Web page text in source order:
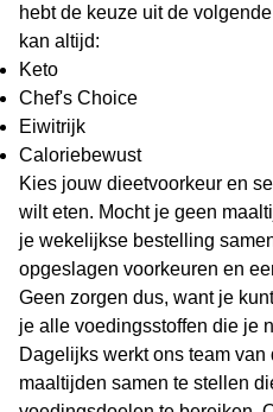
hebt de keuze uit de
kan altijd:
Keto
Chef's Choice
Eiwitrijk
Caloriebewust
Kies jouw dieetvoorkeur en
wilt eten. Mocht je geen
je wekelijkse bestelling
opgeslagen voorkeuren en
Geen zorgen dus, want je
je alle voedingsstoffen die je
Dagelijks werkt ons team
maaltijden samen te stellen